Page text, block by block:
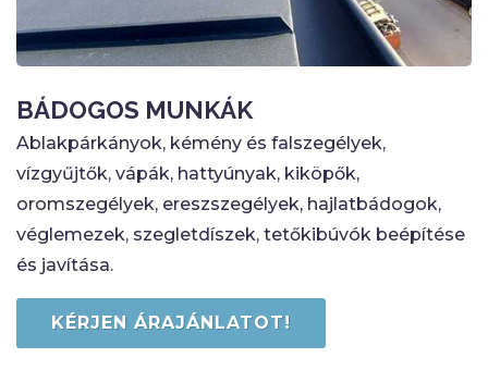
BÁDOGOS MUNKÁK
Ablakpárkányok, kémény és falszegélyek,
vízgyűjtők, vápák, hattyúnyak, kiköpők,
oromszegélyek, ereszszegélyek, hajlatbádogok,
véglemezek, szegletdíszek, tetőkibúvók beépítése
és javítása.
KÉRJEN ÁRAJÁNLATOT!